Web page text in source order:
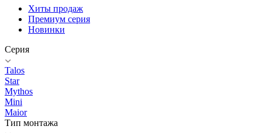
Хиты продаж
Премиум серия
Новинки
Серия
Talos
Star
Mythos
Mini
Maior
Тип монтажа